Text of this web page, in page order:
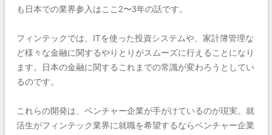
も日本での業界参入はここ2〜3年の話です。
フィンテックでは、ITを使った投資システムや、家計簿管理な
ど様々な金融に関するやりとりがスムーズに行えることになり
ます。日本の金融に関するこれまでの常識が変わろうとしてい
るのです。
これらの開発は、ベンチャー企業が手がけているのが現実。就
活生がフィンテック業界に就職を希望するならベンチャー企業